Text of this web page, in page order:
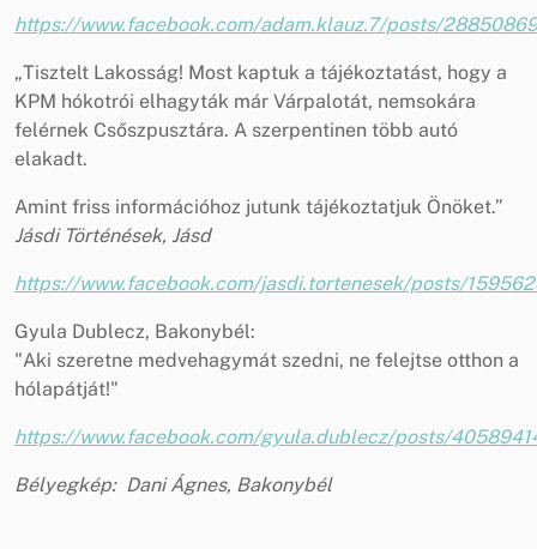
https://www.facebook.com/adam.klauz.7/posts/
„Tisztelt Lakosság! Most kaptuk a tájékoztatást, hogy a
KPM hókotrói elhagyták már Várpalotát, nemsokára
felérnek Csőszpusztára. A szerpentinen több autó
elakadt.
Amint friss információhoz jutunk tájékoztatjuk Önöket.”
Jásdi Történések, Jásd
https://www.facebook.com/jasdi.tortenesek/posts/
Gyula Dublecz, Bakonybél:
"Aki szeretne medvehagymát szedni, ne felejtse otthon a
hólapátját!"
https://www.facebook.com/gyula.dublecz/posts/
Bélyegkép: Dani Ágnes, Bakonybél